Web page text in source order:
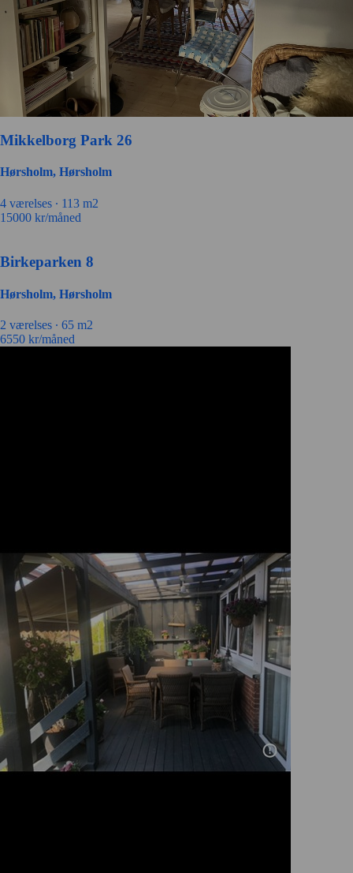
Mikkelborg Park 26
Hørsholm, Hørsholm
4 værelses ∙ 113 m2
15000 kr/måned
Birkeparken 8
Hørsholm, Hørsholm
2 værelses ∙ 65 m2
6550 kr/måned